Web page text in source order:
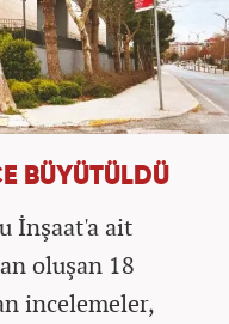
BÜYÜTÜLDÜ
İnşaat'a ait
oluşan 18
incelemeler,